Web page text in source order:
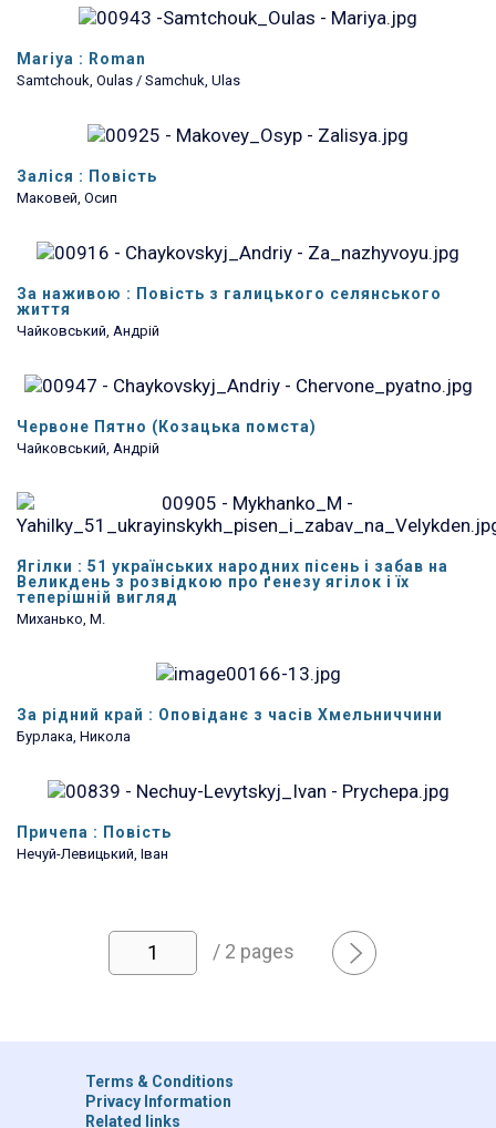
Mariya : Roman
Samtchouk, Oulas / Samchuk, Ulas
Заліся : Повість
Маковей, Осип
За наживою : Повість з галицького селянського
життя
Чайковський, Андрій
Червоне Пятно (Козацька помста)
Чайковський, Андрій
Ягілки : 51 українських народних пісень і забав на
Великдень з розвідкою про ґенезу ягілок і їх
теперішній вигляд
Миханько, М.
За рідний край : Оповіданє з часів Хмельниччини
Бурлака, Никола
Причепа : Повість
Нечуй-Левицький, Іван
/ 2 pages
Terms & Conditions
Privacy Information
Related links